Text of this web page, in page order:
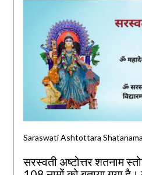
Saraswati Ashtottara
सरस्वती अष्टोत्तर शतनाम